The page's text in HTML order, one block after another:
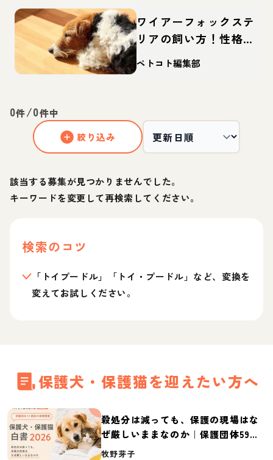
ワイアーフォックステ
リアの飼い方！性格や
寿命、しつけなどを解
ペトコト編集部
0件/0件中
絞り込み
該当する募集が見つかりませんでした。
キーワードを変更して再検索してください。
検索のコツ
「トイプードル」「トイ・プードル」など、変換を
変えてお試しください。
保護犬・保護猫を迎えたい方へ
殺処分は減っても、保護の現場はな
ぜ厳しいままなのか｜保護団体59団
体の実態調査【保護犬・保護猫白書
牧野芽子